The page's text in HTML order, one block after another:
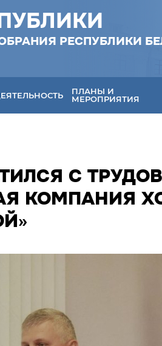
РЕСПУБЛИКИ
ПЛАНЫ И
МЕРОПРИЯТИЯ
С
КОМПАНИЯ